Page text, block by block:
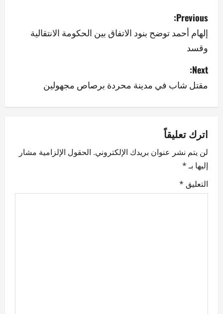
P
o
s
t
n
v
i
g
a
Previous:
إلهام أحمد توضح بنود الاتفاق بين الحكومة الانتقالية
وقسد
Next:
مقتل شاب في مدينة محردة برصاص مجهولين
اترك تعليقاً
لن يتم نشر عنوان بريدك الإلكتروني. الحقول الإلزامية مشار
إليها بـ*
التعليق *